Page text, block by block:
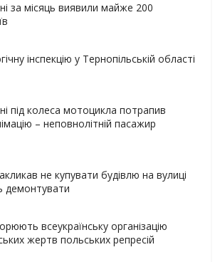
за місяць виявили майже 200
інспекцію у Тернопільській області
під колеса мотоцикла потрапив
– неповнолітній пасажир
не купувати будівлю на вулиці
демонтувати
всеукраїнську організацію
жертв польських репресій